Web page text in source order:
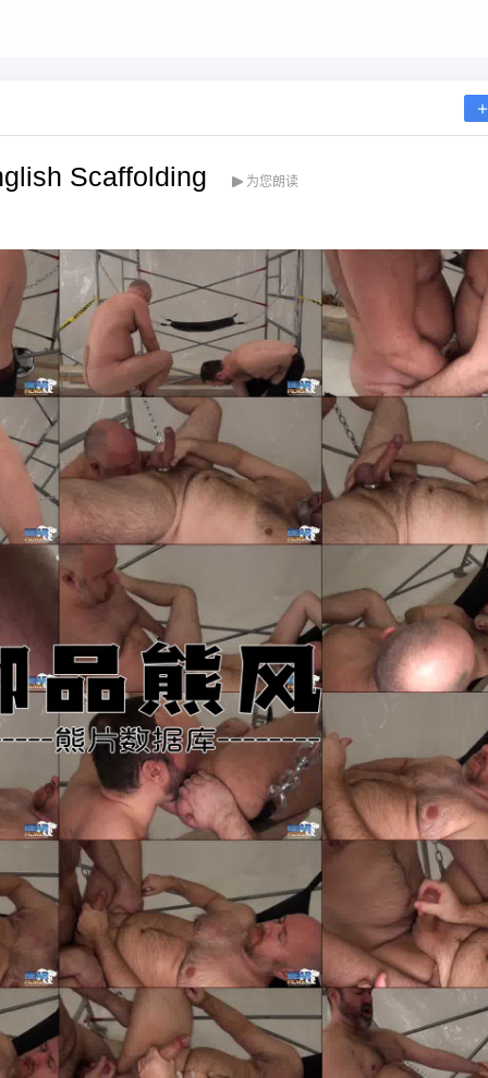
Scaffolding 为您朗读